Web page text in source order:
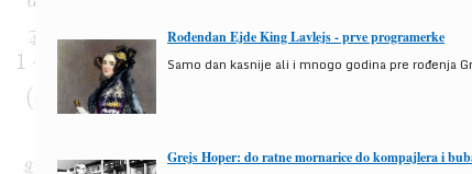
Rođendan Ejde King Lavlejs - prve programerke
Samo dan kasnije ali i mnogo godina pre rođenja
Grejs Hoper: do ratne mornarice do kompajlera i